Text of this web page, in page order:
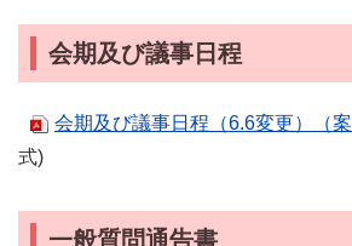
会期及び議事日程
会期及び議事日程（6.6変更）（案
式)
一般質問通告書